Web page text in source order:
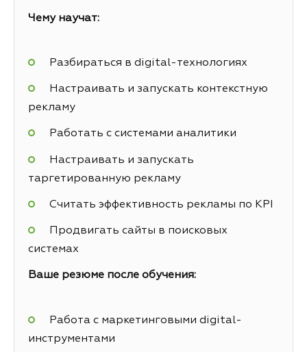
Чему научат:
Разбираться в digital-технологиях
Настраивать и запускать контекстную
рекламу
Работать с системами аналитики
Настраивать и запускать
таргетированную рекламу
Считать эффективность рекламы по KPI
Продвигать сайты в поисковых
системах
Ваше резюме после обучения:
Работа с маркетинговыми digital-
инструментами